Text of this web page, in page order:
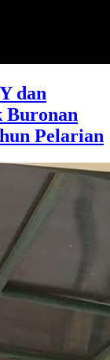
dan
Buronan
Pelarian